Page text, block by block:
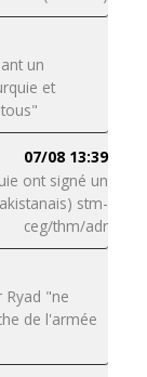
un
et
07/08 13:39
ont signé un
stm-
ceg/thm/adr
Ryad "ne
de l'armée